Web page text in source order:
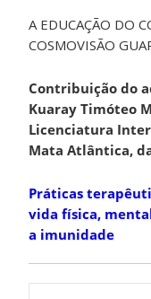
A EDUCAÇÃO DO
COSMOVISÃO
Contribuição do
Kuaray Timóteo
Licenciatura
Mata Atlântica, da
Práticas
vida física,
a imunidade